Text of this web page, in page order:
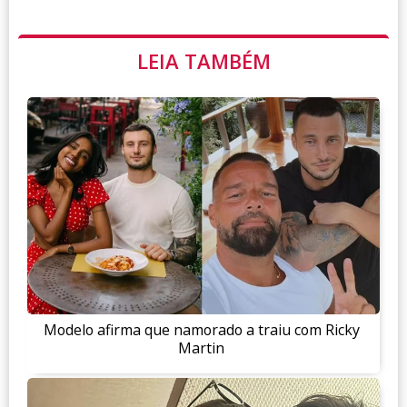
LEIA TAMBÉM
Modelo afirma que namorado a traiu com Ricky
Martin